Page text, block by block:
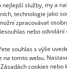
nejlepší služby, my a
technologie jako
zpracovávat
nebo
souhlas s výše
na tomto webu.
cookies
i do stran,
stranu.
zajistíte.